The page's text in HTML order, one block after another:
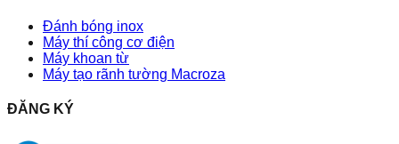
Đánh bóng inox
Máy thí công cơ điện
Máy khoan từ
Máy tạo rãnh tường Macroza
ĐĂNG KÝ